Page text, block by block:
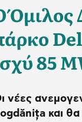
Όμιλος
85
νέες
και